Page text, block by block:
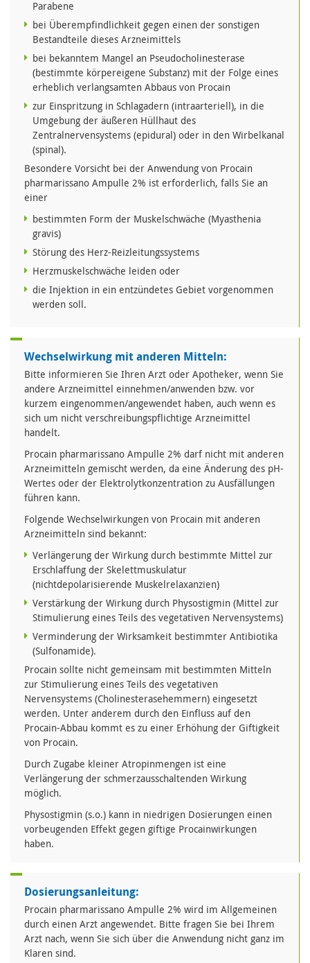
Parabene
bei Überempfindlichkeit gegen einen der sonstigen
Bestandteile dieses Arzneimittels
bei bekanntem Mangel an Pseudocholinesterase
(bestimmte körpereigene Substanz) mit der Folge eines
erheblich verlangsamten Abbaus von Procain
zur Einspritzung in Schlagadern (intraarteriell), in die
Umgebung der äußeren Hüllhaut des
Zentralnervensystems (epidural) oder in den Wirbelkanal
(spinal).
Besondere Vorsicht bei der Anwendung von Procain
pharmarissano Ampulle 2% ist erforderlich, falls Sie an
einer
bestimmten Form der Muskelschwäche (Myasthenia
gravis)
Störung des Herz-Reizleitungssystems
Herzmuskelschwäche leiden oder
die Injektion in ein entzündetes Gebiet vorgenommen
werden soll.
Wechselwirkung mit anderen Mitteln:
Bitte informieren Sie Ihren Arzt oder Apotheker, wenn Sie
andere Arzneimittel einnehmen/anwenden bzw. vor
kurzem eingenommen/angewendet haben, auch wenn es
sich um nicht verschreibungspflichtige Arzneimittel
handelt.
Procain pharmarissano Ampulle 2% darf nicht mit anderen
Arzneimitteln gemischt werden, da eine Änderung des pH-
Wertes oder der Elektrolytkonzentration zu Ausfällungen
führen kann.
Folgende Wechselwirkungen von Procain mit anderen
Arzneimitteln sind bekannt:
Verlängerung der Wirkung durch bestimmte Mittel zur
Erschlaffung der Skelettmuskulatur
(nichtdepolarisierende Muskelrelaxanzien)
Verstärkung der Wirkung durch Physostigmin (Mittel zur
Stimulierung eines Teils des vegetativen Nervensystems)
Verminderung der Wirksamkeit bestimmter Antibiotika
(Sulfonamide).
Procain sollte nicht gemeinsam mit bestimmten Mitteln
zur Stimulierung eines Teils des vegetativen
Nervensystems (Cholinesterasehemmern) eingesetzt
werden. Unter anderem durch den Einfluss auf den
Procain-Abbau kommt es zu einer Erhöhung der Giftigkeit
von Procain.
Durch Zugabe kleiner Atropinmengen ist eine
Verlängerung der schmerzausschaltenden Wirkung
möglich.
Physostigmin (s.o.) kann in niedrigen Dosierungen einen
vorbeugenden Effekt gegen giftige Procainwirkungen
haben.
Dosierungsanleitung:
Procain pharmarissano Ampulle 2% wird im Allgemeinen
durch einen Arzt angewendet. Bitte fragen Sie bei Ihrem
Arzt nach, wenn Sie sich über die Anwendung nicht ganz im
Klaren sind.